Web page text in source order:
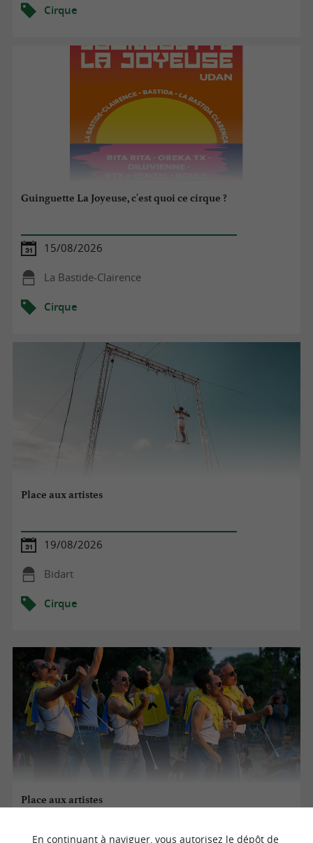
Cirque
Guinguette La Joyeuse, c'est quoi ce cirque ?
15/08/2026
La Bastide-Clairence
Cirque
Place aux artistes
19/08/2026
Bidart
Cirque
Place aux artistes
En continuant à naviguer, vous autorisez le dépôt de